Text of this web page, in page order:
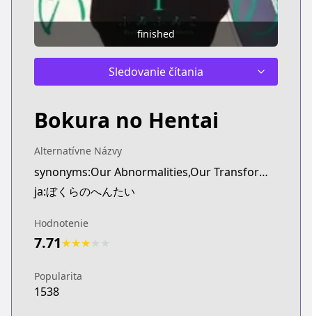
finished
Sledovanie čítania
Bokura no Hentai
Alternatívne Názvy
synonyms:Our Abnormalities,Our Transformations
ja:ぼくらのへんたい
Hodnotenie
7.71★★★
Popularita
1538